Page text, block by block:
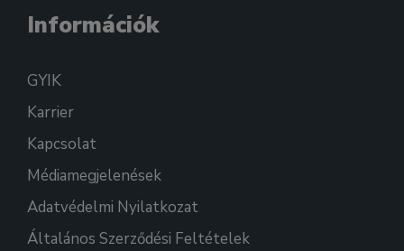
Információk
GYIK
Karrier
Kapcsolat
Médiamegjelenések
Adatvédelmi Nyilatkozat
Általános Szerződési Feltételek